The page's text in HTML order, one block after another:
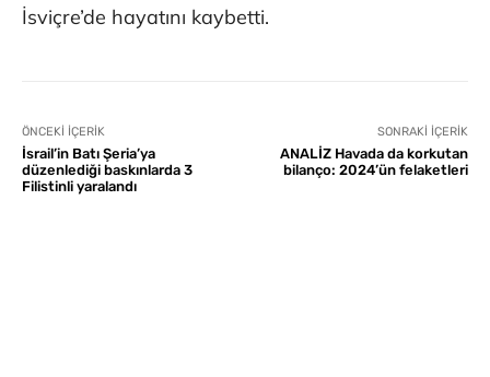
İsviçre’de hayatını kaybetti.
ÖNCEKI İÇERIK
İsrail’in Batı Şeria’ya
düzenlediği baskınlarda 3
Filistinli yaralandı
SONRAKI İÇERIK
ANALİZ Havada da korkutan
bilanço: 2024’ün felaketleri